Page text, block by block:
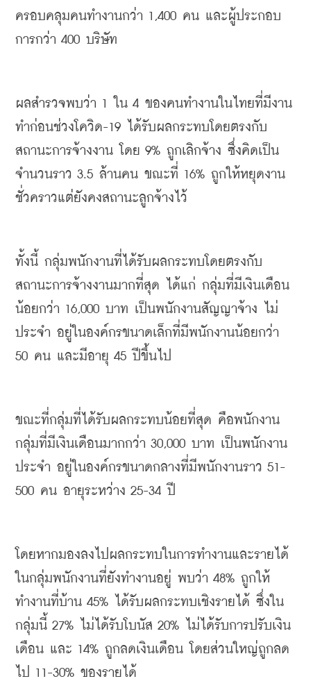
ครอบคลุมคนทำงานกว่า 1,400 คน และผู้ประกอบ
การกว่า 400 บริษัท
ผลสำรวจพบว่า 1 ใน 4 ของคนทำงานในไทยที่มีงาน
ทำก่อนช่วงโควิด-19
ได้รับผลกระทบโดยตรงกับ
สถานะการจ้างงาน
โดย 9% ถูกเลิกจ้าง ซึ่งคิดเป็น
จำนวนราว 3.5 ล้านคน ขณะที่ 16% ถูกให้หยุดงาน
ชั่วคราวแต่ยังคงสถานะลูกจ้างไว้
ทั้งนี้ กลุ่มพนักงานที่ได้รับผลกระทบโดยตรงกับ
สถานะการจ้างงานมากที่สุด
ได้แก่ กลุ่มที่มีเงินเดือน
น้อยกว่า 16,000 บาท เป็นพนักงานสัญญาจ้าง
ไม่
ประจำ อยู่ในองค์กรขนาดเล็กที่มีพนักงานน้อยกว่า
50 คน และมีอายุ 45 ปีขึ้นไป
ขณะที่กลุ่มที่ได้รับผลกระทบน้อยที่สุด คือพนักงาน
กลุ่มที่มีเงินเดือนมากกว่า 30,000 บาท เป็นพนักงาน
ประจำ อยู่ในองค์กรขนาดกลางที่มีพนักงานราว 51-
500 คน อายุระหว่าง 25-34 ปี
โดยหากมองลงไปผลกระทบในการทำงานและรายได้
ในกลุ่มพนักงานที่ยังทำงานอยู่ พบว่า 48% ถูกให้
ทำงานที่บ้าน 45% ได้รับผลกระทบเชิงรายได้ ซึ่งใน
กลุ่มนี้ 27% ไม่ได้รับโบนัส 20%
ไม่ได้รับการปรับเงิน
เดือน และ 14% ถูกลดเงินเดือน
โดยส่วนใหญ่ถูกลด
ไป
11-30% ของรายได้